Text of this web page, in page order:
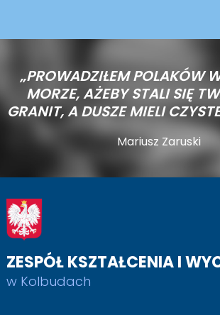
„PROWADZIŁEM POLAKÓW
MORZE,AŻEBY STALI SIĘ
GRANIT, A DUSZE MIELI
Mariusz Zaruski
ZESPÓŁ KSZTAŁCENIA I
w Kolbudach